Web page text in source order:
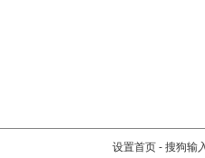
设置首页 - 搜狗输